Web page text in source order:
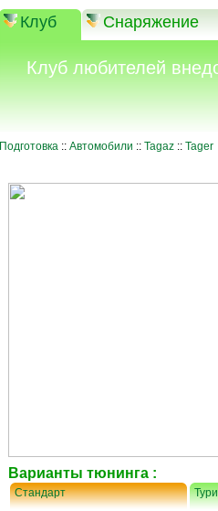
Клуб Снаряжение
Клуб любителей
Подготовка:: Автомобили :: Tagaz:: Tager
Варианты тюнинга :
Стандарт